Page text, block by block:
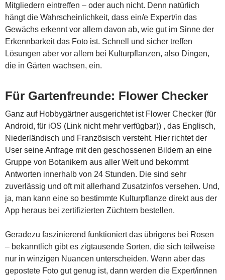
Mitgliedern eintreffen – oder auch nicht. Denn natürlich
hängt die Wahrscheinlichkeit, dass ein/e Expert/in das
Gewächs erkennt vor allem davon ab, wie gut im Sinne der
Erkennbarkeit das Foto ist. Schnell und sicher treffen
Lösungen aber vor allem bei Kulturpflanzen, also Dingen,
die in Gärten wachsen, ein.
Für Gartenfreunde: Flower Checker
Ganz auf Hobbygärtner ausgerichtet ist Flower Checker (für
Android, für iOS (Link nicht mehr verfügbar)) , das Englisch,
Niederländisch und Französisch versteht. Hier richtet der
User seine Anfrage mit den geschossenen Bildern an eine
Gruppe von Botanikern aus aller Welt und bekommt
Antworten innerhalb von 24 Stunden. Die sind sehr
zuverlässig und oft mit allerhand Zusatzinfos versehen. Und,
ja, man kann eine so bestimmte Kulturpflanze direkt aus der
App heraus bei zertifizierten Züchtern bestellen.
Geradezu faszinierend funktioniert das übrigens bei Rosen
– bekanntlich gibt es zigtausende Sorten, die sich teilweise
nur in winzigen Nuancen unterscheiden. Wenn aber das
gepostete Foto gut genug ist, dann werden die Expert/innen